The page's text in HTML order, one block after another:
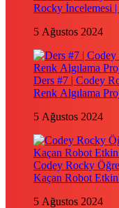
Rocky İncelemesi
5 Ağustos 2024
Ders #7 | Codey
Renk Algılama
5 Ağustos 2024
Codey Rocky
Kaçan Robot
5 Ağustos 2024